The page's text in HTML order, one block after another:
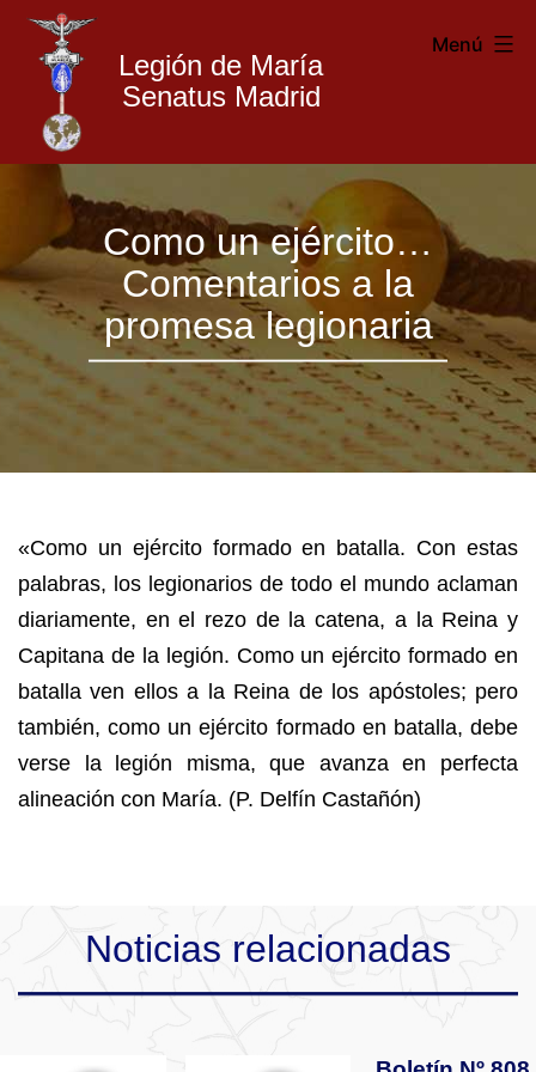
Legión de María
Senatus Madrid
contenido
Legión
María
Madrid
Menú
Como un ejército…
Comentarios a la
promesa legionaria
«Como un ejército formado en batalla. Con estas
palabras, los legionarios de todo el mundo aclaman
diariamente, en el rezo de la catena, a la Reina y
Capitana de la legión. Como un ejército formado en
batalla ven ellos a la Reina de los apóstoles; pero
también, como un ejército formado en batalla, debe
verse la legión misma, que avanza en perfecta
alineación con María. (P. Delfín Castañón)
Noticias relacionadas